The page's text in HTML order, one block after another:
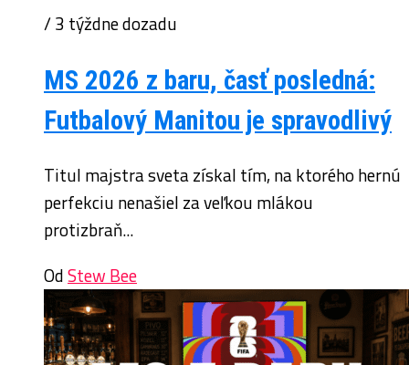
/ 3 týždne dozadu
MS 2026 z baru, časť posledná:
Futbalový Manitou je spravodlivý
Titul majstra sveta získal tím, na ktorého hernú
perfekciu nenašiel za veľkou mlákou
protizbraň...
OdStew Bee